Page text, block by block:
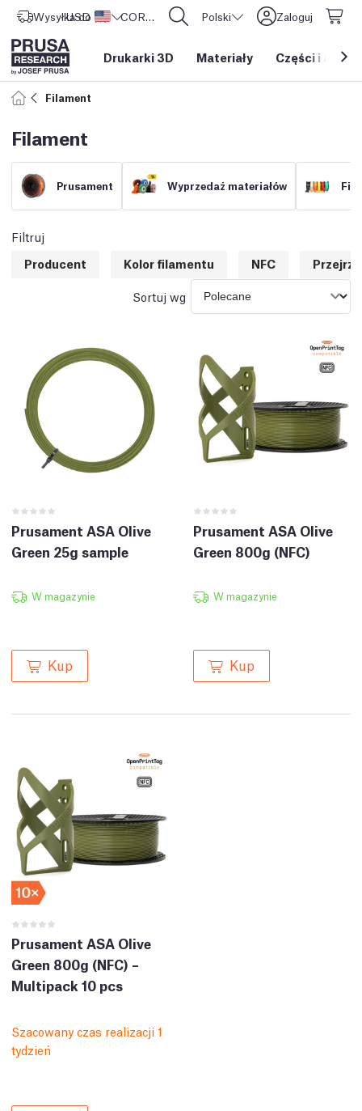
Wysyłka do Stany Zjednoczone
USD ($) CORE One L: Już w sprzedaży! Polski Zaloguj
Drukarki 3D Materiały Części i
Filament
Filament
Prusament Wyprzedaż materiałów
Filtruj
Producent
Kolor filamentu NFC
Sortuj wg
Prusament ASA Olive
Green 25g sample
W magazynie
Kup
Prusament ASA Olive
Green 800g (NFC)
W magazynie
Kup
Prusament ASA Olive
Green 800g (NFC) –
Multipack 10 pcs
Szacowany czas realizacji 1
tydzień